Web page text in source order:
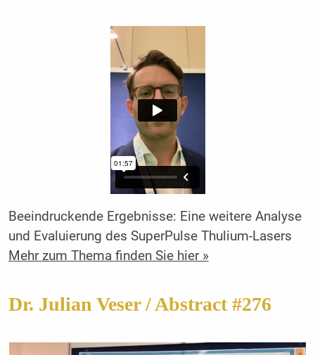
Beeindruckende Ergebnisse: Eine weitere Analyse
und Evaluierung des SuperPulse Thulium-Lasers
Mehr zum Thema finden Sie hier »
Dr. Julian Veser / Abstract #276